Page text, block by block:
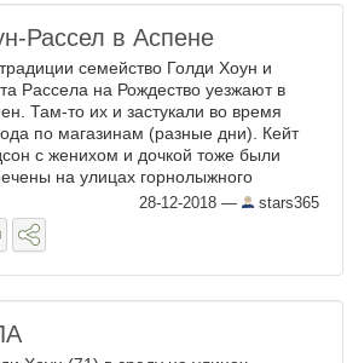
Рассел в Аспене
семейство Голди Хоун и
Рассела на Рождество уезжают в
Там-то их и застукали во время
по магазинам (разные дни). Кейт
с женихом и дочкой тоже были
на улицах горнолыжного
28-12-2018 — stars365